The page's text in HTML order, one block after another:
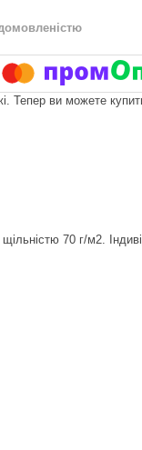
Тепер ви можете
70 г/м2.